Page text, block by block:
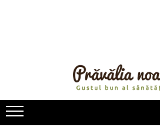
ULEIURI ȘI UNTURI
MĂSLINE